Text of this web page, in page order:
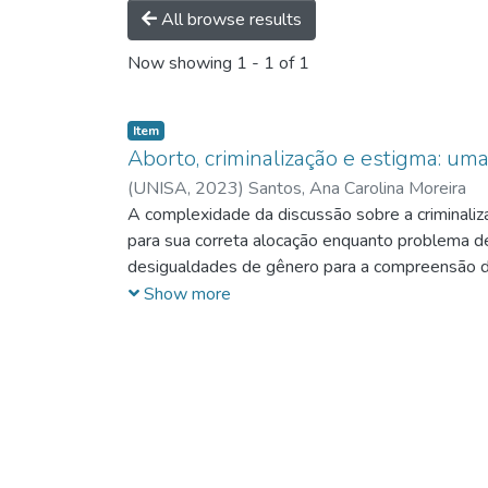
All browse results
Now showing 1 - 1 of 1
Item
Aborto, criminalização e estigma:
(UNISA, 2023) Santos, Ana Carolina Moreira
A complexidade da discussão sobre a
para sua correta alocação enquanto problema
desigualdades de gênero para a compreensão
que sustentam o Estado Democrático de
Show more